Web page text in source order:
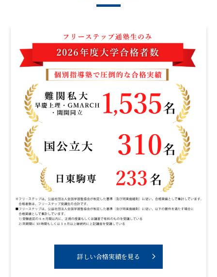
詳しい合格実績を見る